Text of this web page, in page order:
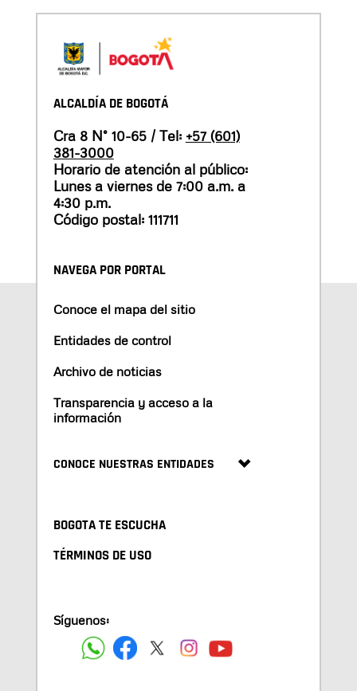
ALCALDÍA DE BOGOTÁ
Cra 8 N° 10-65 / Tel: +57 (601)
381-3000
Horario de atención al público:
Lunes a viernes de 7:00 a.m. a
4:30 p.m.
Código postal: 111711
NAVEGA POR PORTAL
Conoce el mapa del sitio
Entidades de control
Archivo de noticias
Transparencia y acceso a la
información
CONOCE NUESTRAS ENTIDADES
BOGOTA TE ESCUCHA
TÉRMINOS DE USO
Síguenos: